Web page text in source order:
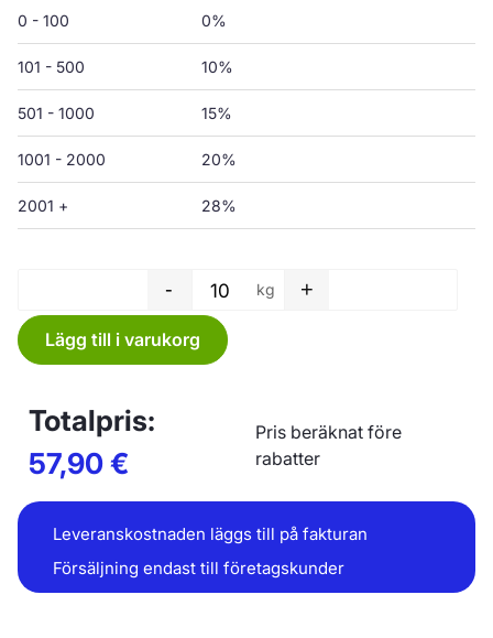
0 - 100 0%
101 - 500 10%
501 - 1000 15%
1001 - 2000 20%
2001 + 28%
Plastfilm - 600 x 0,02 mm
- kg +
Lägg till i varukorg
Totalpris:
57,90€
Pris beräknat före
rabatter
Leveranskostnaden läggs till på fakturan
Försäljning endast till företagskunder